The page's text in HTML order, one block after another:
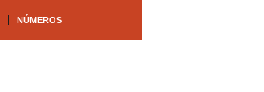
NÚMEROS